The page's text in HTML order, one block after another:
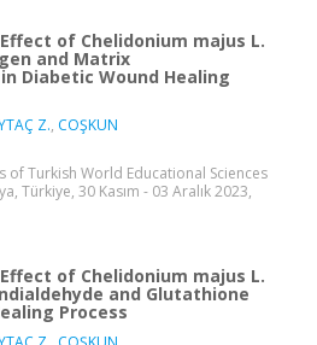
of Chelidonium majus L.
and Matrix
Diabetic Wound Healing
Z., COŞKUN
of Turkish World Educational Sciences
Türkiye, 30 Kasım - 03 Aralık 2023,
of Chelidonium majus L.
and Glutathione
Process